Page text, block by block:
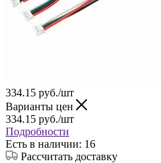
334.15 руб./шт
Варианты цен
334.15 руб./шт
Подробности
Есть в наличии: 16
Рассчитать доставку